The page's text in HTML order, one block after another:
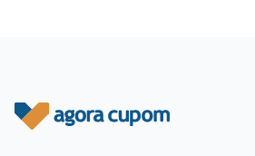
Rodapé do site